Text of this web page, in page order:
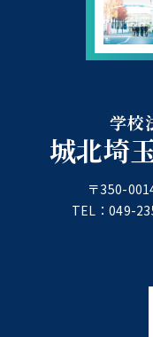
学校
城北埼
〒350-
TEL：049-